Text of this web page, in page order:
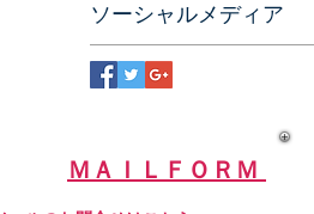
ソーシャルメディア
ＭＡＩＬＦＯＲＭ